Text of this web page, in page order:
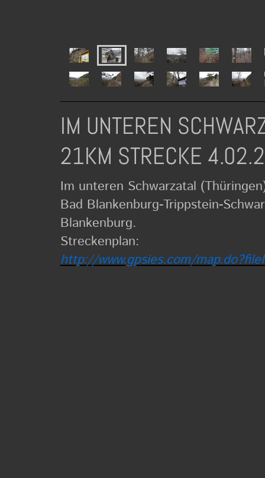
IM UNTEREN
21KM STRECKE
Im unteren Schwarzatal
Bad Blankenburg-Trippstein-Sch
Blankenburg.
Streckenplan:
http://www.gpsies.com/